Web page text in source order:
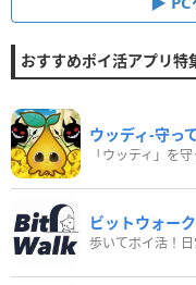
おすすめポイ活アプリ特
ウッディ‐守っ
「ウッディ」を
ビットウォーク